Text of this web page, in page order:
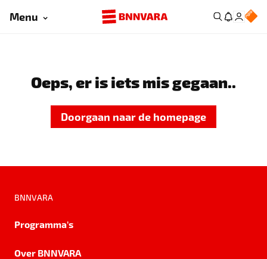
Menu
Oeps, er is iets mis gegaan..
Doorgaan naar de homepage
BNNVARA
Programma's
Over BNNVARA